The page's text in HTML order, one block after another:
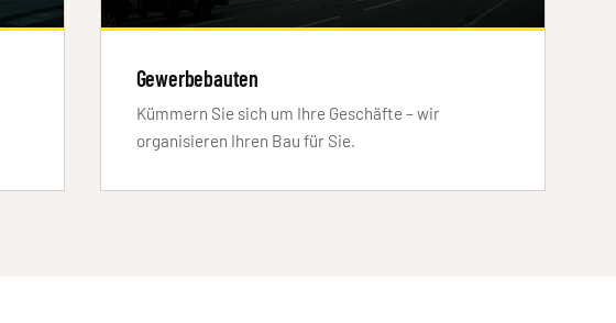
Gewerbebauten
Kümmern Sie sich um Ihre Geschäfte – wir
organisieren Ihren Bau für Sie.